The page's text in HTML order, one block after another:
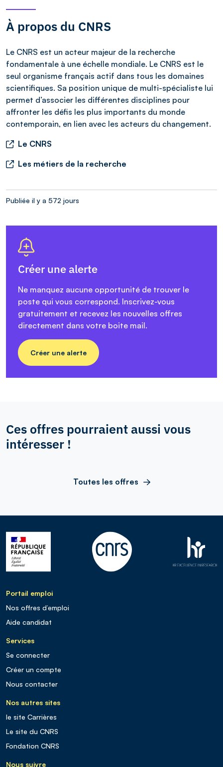
À propos du CNRS
Le CNRS est un acteur majeur de la recherche
fondamentale à une échelle mondiale. Le CNRS est le
seul organisme français actif dans tous les domaines
scientifiques. Sa position unique de multi-spécialiste lui
permet d’associer les différentes disciplines pour
affronter les défis les plus importants du monde
contemporain, en lien avec les acteurs du changement.
Le CNRS
Les métiers de la recherche
Publiée il y a 572 jours
Créer une alerte
Ne manquez aucune opportunité de trouver le
poste qui vous correspond. Inscrivez-vous
gratuitement et recevez les nouvelles offres
directement dans votre boite mail.
Créer une alerte
Ces offres pourraient aussi vous
intéresser !
Toutes les offres
Portail emploi
Nos offres d’emploi
Aide candidat
Services
Se connecter
Créer un compte
Nous contacter
Nos autres sites
le site Carrières
Le site du CNRS
Fondation CNRS
Nous suivre